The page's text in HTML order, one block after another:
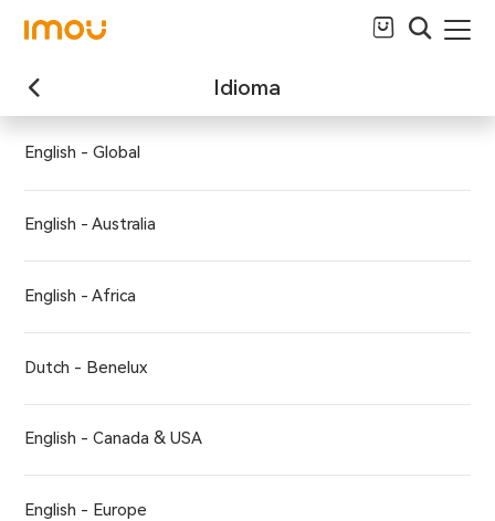
Idioma
English - Global
English - Australia
English - Africa
Dutch - Benelux
English - Canada & USA
English - Europe